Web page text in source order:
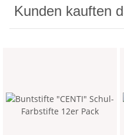
Kunden kauften